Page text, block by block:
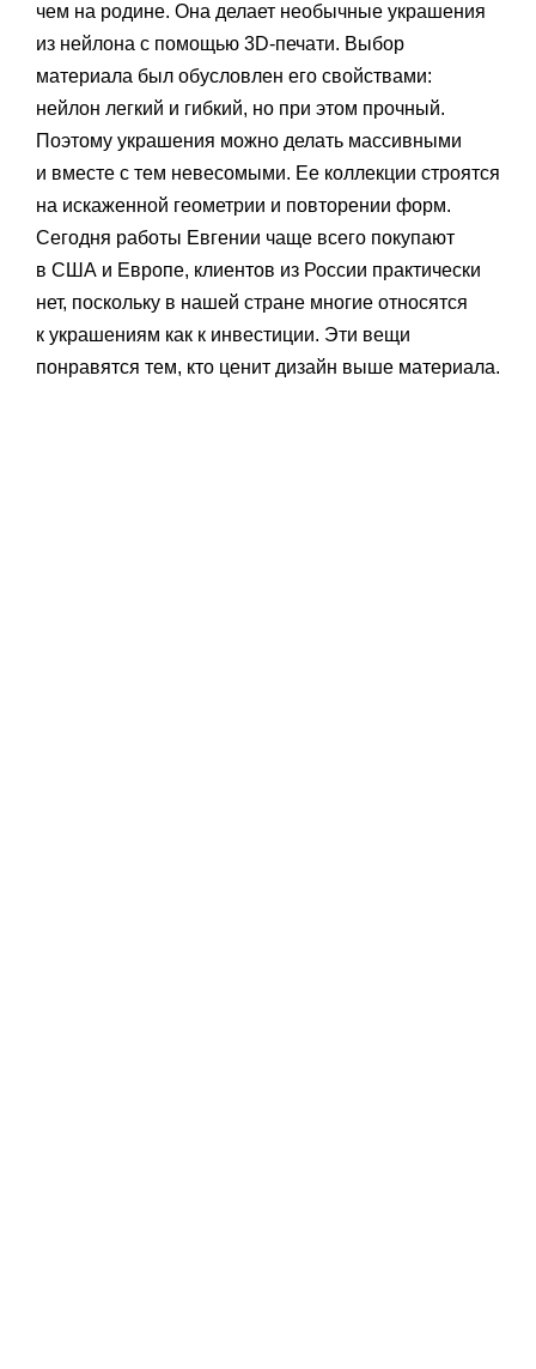
чем на родине. Она делает необычные украшения
из нейлона с помощью 3D-печати. Выбор
материала был обусловлен его свойствами:
нейлон легкий и гибкий, но при этом прочный.
Поэтому украшения можно делать массивными
и вместе с тем невесомыми. Ее коллекции строятся
на искаженной геометрии и повторении форм.
Сегодня работы Евгении чаще всего покупают
в США и Европе, клиентов из России практически
нет, поскольку в нашей стране многие относятся
к украшениям как к инвестиции. Эти вещи
понравятся тем, кто ценит дизайн выше материала.